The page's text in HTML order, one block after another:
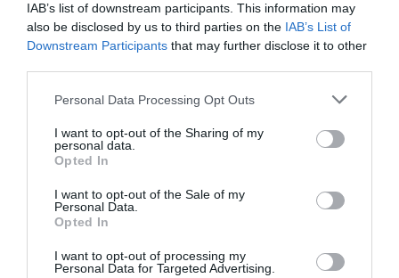
IAB’s list of downstream participants. This information may
also be disclosed by us to third parties on the IAB’s List of
Downstream Participants that may further disclose it to other
Personal Data Processing Opt Outs
I want to opt-out of the Sharing of my
personal data.
Opted In
I want to opt-out of the Sale of my
Personal Data.
Opted In
I want to opt-out of processing my
Personal Data for Targeted Advertising.
Βρες το RUNNER!
Όλα τα Τεύχη